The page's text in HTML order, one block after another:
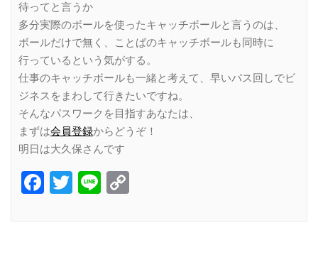
待ってと言うか
多分実際のボールを使ったキャッチボールと言うのは、
ボールだけで無く、ことばのキャッチボールも同時に
行っているという気がする。
仕事のキャッチボールも一緒と考えて、早いパス回しでビ
ジネスをまわして行きたいですね。
そんなパスワークを目指すあなたは、
まずは会員登録からどうぞ！
明日は大久保さんです
Facebook
Twitter
Line